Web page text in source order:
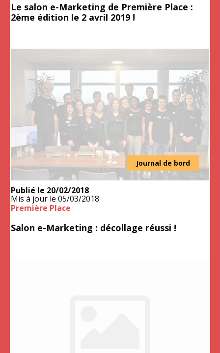
Le salon e-Marketing de Première Place :
2ème édition le 2 avril 2019 !
Journal de bord
Publié le 20/02/2018
Mis à jour le 05/03/2018
Première Place
Salon e-Marketing : décollage réussi !